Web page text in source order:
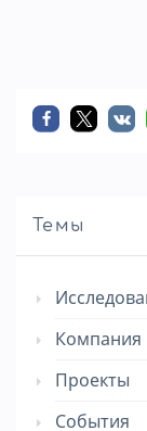
Темы
Компания
Проекты
События